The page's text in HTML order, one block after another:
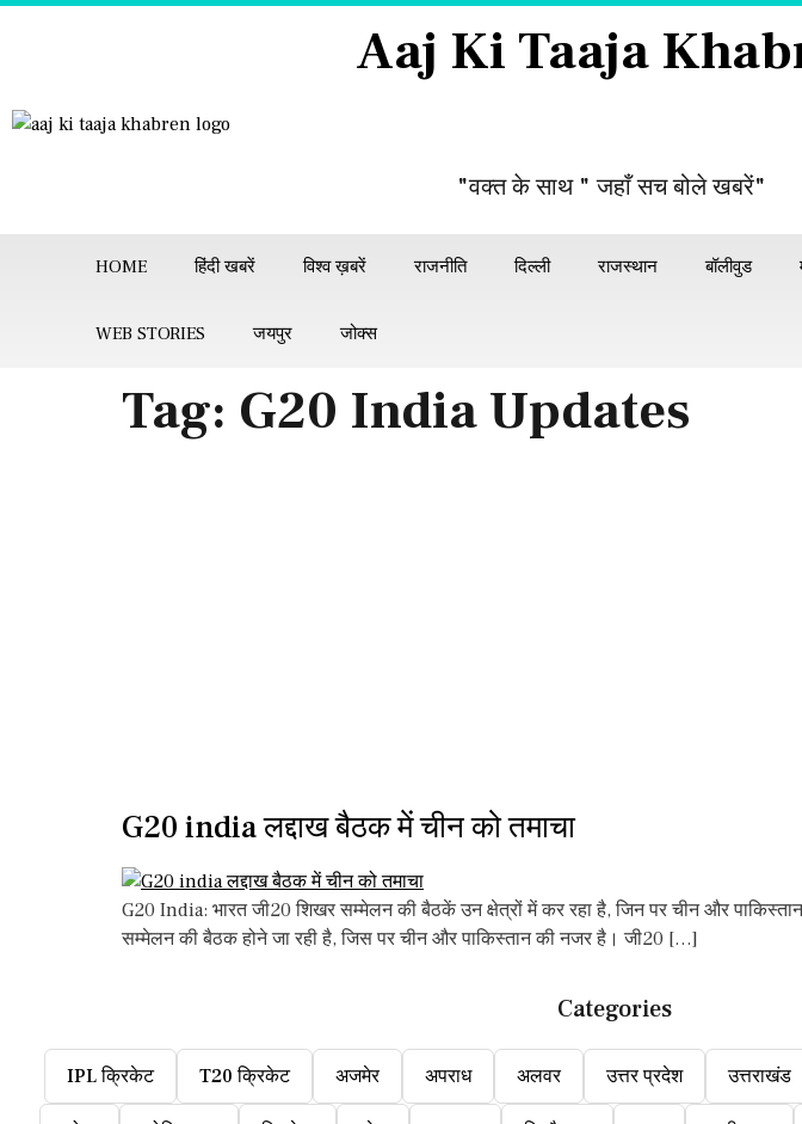
Aaj Ki Taaja
"वक्त के साथ " जहाँ सच बोले खबरें"
HOME हिंदी खबरें विश्व ख़बरें राजनीति दिल्ली राजस्थान बॉलीवुड
WEB STORIES जयपुर जोक्स
Tag: G20 India Updates
G20 india लद्दाख बैठक में चीन को तमाचा
G20 India: भारत जी20 शिखर सम्मेलन की बैठकें उन क्षेत्रों में कर रहा है, जिन पर चीन और
सम्मेलन की बैठक होने जा रही है, जिस पर चीन और पाकिस्तान की नजर है। जी20 […]
Categories
IPL क्रिकेट T20 क्रिकेट अजमेर अपराध अलवर उत्तर प्रदेश उत्तराखंड